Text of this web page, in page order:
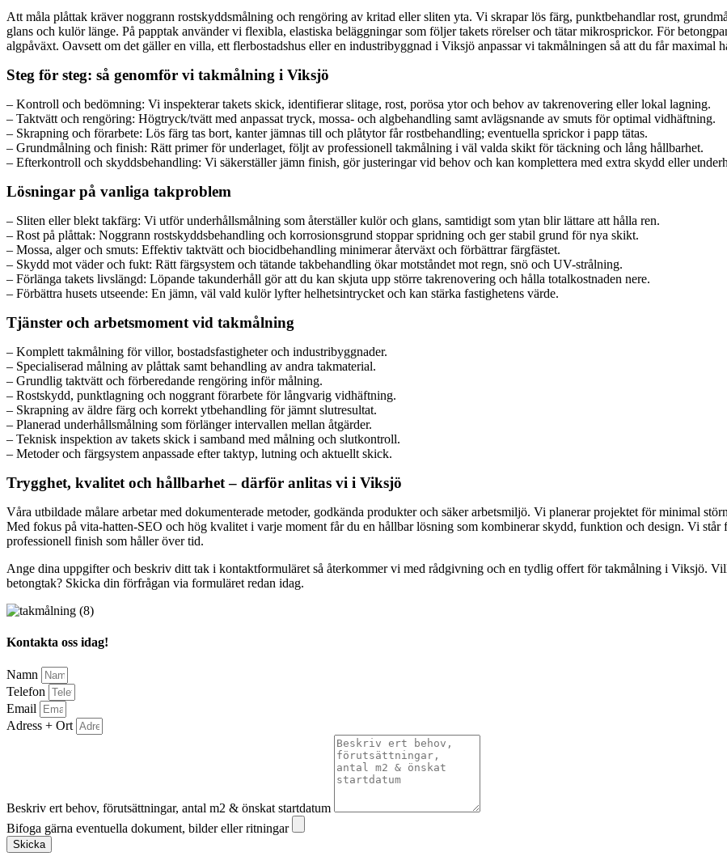
Att måla plåttak kräver noggrann rostskyddsmålning och rengöring av kritad eller sliten yta. Vi skrapar lös färg, punktbehandlar rost,
glans och kulör länge. På papptak använder vi flexibla, elastiska beläggningar som följer takets rörelser och tätar mikrosprickor. För
algpåväxt. Oavsett om det gäller en villa, ett flerbostadshus eller en industribyggnad i Viksjö anpassar vi takmålningen så att du får maximal
Steg för steg: så genomför vi takmålning i Viksjö
– Kontroll och bedömning: Vi inspekterar takets skick, identifierar slitage, rost, porösa ytor och behov av takrenovering eller lokal lagning.
– Taktvätt och rengöring: Högtryck/tvätt med anpassat tryck, mossa- och algbehandling samt avlägsnande av smuts för optimal vidhäftning.
– Skrapning och förarbete: Lös färg tas bort, kanter jämnas till och plåtytor får rostbehandling; eventuella sprickor i papp tätas.
– Grundmålning och finish: Rätt primer för underlaget, följt av professionell takmålning i väl valda skikt för täckning och lång hållbarhet.
– Efterkontroll och skyddsbehandling: Vi säkerställer jämn finish, gör justeringar vid behov och kan komplettera med extra skydd eller
Lösningar på vanliga takproblem
– Sliten eller blekt takfärg: Vi utför underhållsmålning som återställer kulör och glans, samtidigt som ytan blir lättare att hålla ren.
– Rost på plåttak: Noggrann rostskyddsbehandling och korrosionsgrund stoppar spridning och ger stabil grund för nya skikt.
– Mossa, alger och smuts: Effektiv taktvätt och biocidbehandling minimerar återväxt och förbättrar färgfästet.
– Skydd mot väder och fukt: Rätt färgsystem och tätande takbehandling ökar motståndet mot regn, snö och UV-strålning.
– Förlänga takets livslängd: Löpande takunderhåll gör att du kan skjuta upp större takrenovering och hålla totalkostnaden nere.
– Förbättra husets utseende: En jämn, väl vald kulör lyfter helhetsintrycket och kan stärka fastighetens värde.
Tjänster och arbetsmoment vid takmålning
– Komplett takmålning för villor, bostadsfastigheter och industribyggnader.
– Specialiserad målning av plåttak samt behandling av andra takmaterial.
– Grundlig taktvätt och förberedande rengöring inför målning.
– Rostskydd, punktlagning och noggrant förarbete för långvarig vidhäftning.
– Skrapning av äldre färg och korrekt ytbehandling för jämnt slutresultat.
– Planerad underhållsmålning som förlänger intervallen mellan åtgärder.
– Teknisk inspektion av takets skick i samband med målning och slutkontroll.
– Metoder och färgsystem anpassade efter taktyp, lutning och aktuellt skick.
Trygghet, kvalitet och hållbarhet – därför anlitas vi i Viksjö
Våra utbildade målare arbetar med dokumenterade metoder, godkända produkter och säker arbetsmiljö. Vi planerar projektet för minimal
Med fokus på vita-hatten-SEO och hög kvalitet i varje moment får du en hållbar lösning som kombinerar skydd, funktion och design. Vi
professionell finish som håller över tid.
Ange dina uppgifter och beskriv ditt tak i kontaktformuläret så återkommer vi med rådgivning och en tydlig offert för takmålning i Viksjö.
betongtak? Skicka din förfrågan via formuläret redan idag.
Kontakta oss idag!
Namn
Telefon
Email
Adress + Ort
Beskriv ert behov, förutsättningar, antal m2 & önskat startdatum
Bifoga gärna eventuella dokument, bilder eller ritningar
Skicka